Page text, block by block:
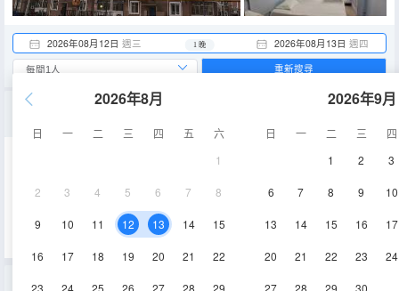
2026年08月12日 週三 2026年08月13日 週四
1 晚
2026年8月
日 一 二 三 四 五
六
1
2 3 4 5 6 7 8
9 10 11 12 13 14 15
16 17 18 19 20 21 22
2026年9月
日 一 二 三
四
1
2 3
6 7 8 9 10
13 14 15 16 17
20 21 22 23 24
重新搜尋
18-20㎡